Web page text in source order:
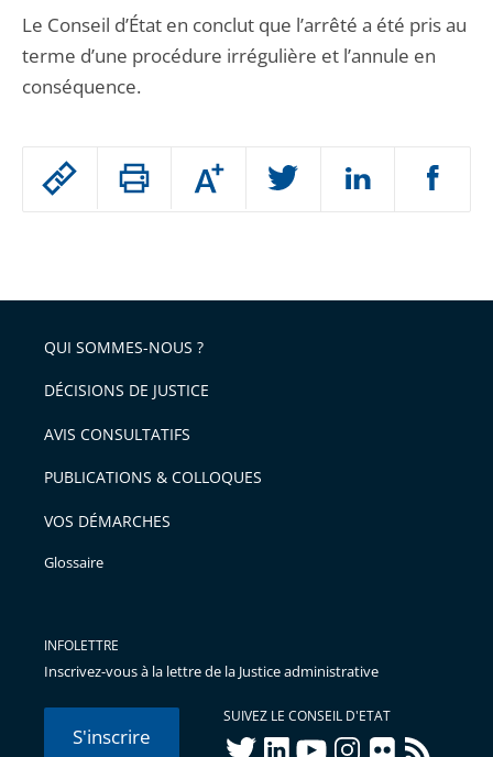
Passer
arriver
après
Augmenter
ou
l'article
pour
avant
Le Conseil d’État en conclut que l’arrêté a été pris au
terme d’une procédure irrégulière et l’annule en
conséquence.
QUI SOMMES-NOUS ?
DÉCISIONS DE JUSTICE
AVIS CONSULTATIFS
PUBLICATIONS & COLLOQUES
VOS DÉMARCHES
Glossaire
INFOLETTRE
Inscrivez-vous à la lettre de la Justice administrative
S'inscrire
SUIVEZ LE CONSEIL D'ETAT
twitterlinkedInyoutubeinstagram
flickr rss